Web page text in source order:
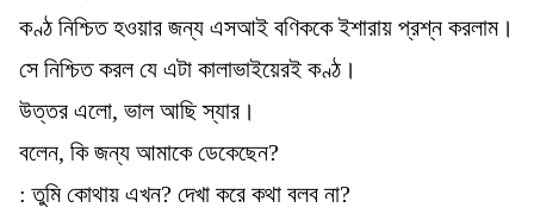
কণ্ঠ নিশ্চিত হওয়ার জন্য এসআই বণিককে ইশারায় প্রশ্ন করলাম।
সে নিশ্চিত করল যে এটা কালাভাইয়েরই কণ্ঠ।
উত্তর এলো, ভাল আছি স্যার।
বলেন, কি জন্য আমাকে ডেকেছেন?
: তুমি কোথায় এখন? দেখা করে কথা বলব না?